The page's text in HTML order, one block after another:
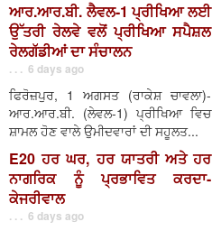
ਆਰ.ਆਰ.ਬੀ. ਲੈਵਲ-1 ਪ੍ਰੀਖਿਆ ਲਈ
ਉੱਤਰੀ ਰੇਲਵੇ ਵਲੋਂ ਪ੍ਰੀਖਿਆ ਸਪੈਸ਼ਲ
ਰੇਲਗੱਡੀਆਂ ਦਾ ਸੰਚਾਲਨ
. . . 6 days ago
ਫਿਰੋਜ਼ਪੁਰ, 1 ਅਗਸਤ (ਰਾਕੇਸ਼ ਚਾਵਲਾ)-
ਆਰ.ਆਰ.ਬੀ. (ਲੇਵਲ-1) ਪ੍ਰੀਖਿਆ ਵਿਚ
ਸ਼ਾਮਲ ਹੋਣ ਵਾਲੇ ਉਮੀਦਵਾਰਾਂ ਦੀ ਸਹੂਲਤ...
E20 ਹਰ ਘਰ, ਹਰ ਯਾਤਰੀ ਅਤੇ ਹਰ
ਨਾਗਰਿਕ ਨੂੰ ਪ੍ਰਭਾਵਿਤ ਕਰਦਾ-
ਕੇਜਰੀਵਾਲ
. . . 6 days ago